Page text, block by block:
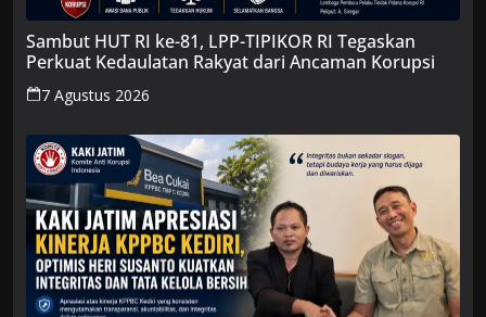
Sambut HUT RI ke-81, LPP-TIPIKOR RI Tegaskan
Perkuat Kedaulatan Rakyat dari Ancaman Korupsi
7 Agustus 2026